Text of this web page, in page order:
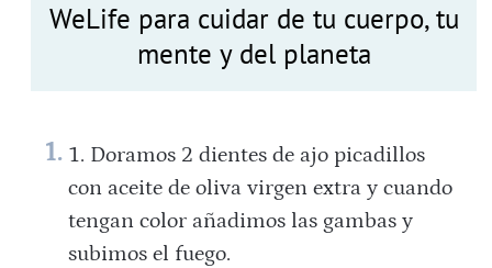
WeLife para cuidar de tu cuerpo, tu
mente y del planeta
Doramos 2 dientes de ajo picadillos
con aceite de oliva virgen extra y cuando
tengan color añadimos las gambas y
subimos el fuego.